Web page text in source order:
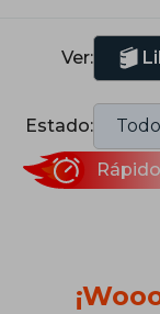
Ver:
Estado:
Rápido